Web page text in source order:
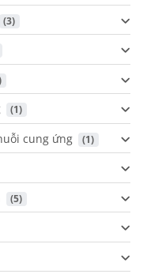
(3)
(1)
cung ứng (1)
(5)